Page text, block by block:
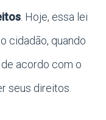
. Hoje, essa lei
cidadão, quando
acordo com o
seus direitos.